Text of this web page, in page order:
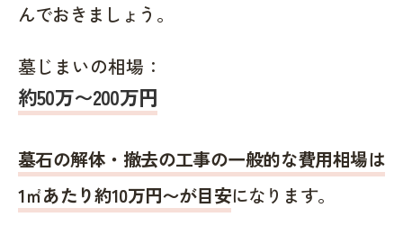
んでおきましょう。
墓じまいの相場：
約50万〜200万円
墓石の解体・撤去の工事の一般的な費用相場は
1㎡あたり約10万円〜が目安になります。